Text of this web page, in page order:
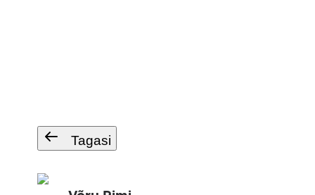
Tagasi